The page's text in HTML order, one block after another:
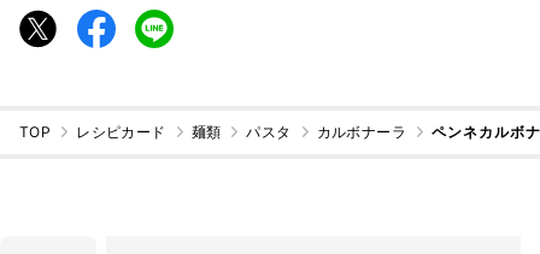
TOP レシピカード 麺類 パスタ カルボナーラ ペンネカルボ